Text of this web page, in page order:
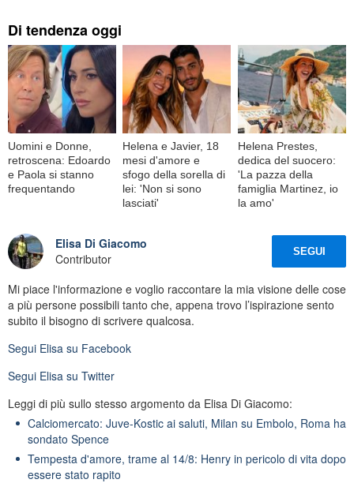
Di tendenza oggi
Uomini e Donne,
retroscena: Edoardo
e Paola si stanno
frequentando
Helena e Javier, 18
mesi d'amore e
sfogo della sorella di
lei: 'Non si sono
lasciati'
Helena Prestes,
dedica del suocero:
'La pazza della
famiglia Martinez, io
la amo'
Elisa Di Giacomo
Contributor
SEGUI
Mi piace l'informazione e voglio raccontare la mia visione delle cose
a più persone possibili tanto che, appena trovo l’ispirazione sento
subito il bisogno di scrivere qualcosa.
Segui Elisa su Facebook
Segui Elisa su Twitter
Leggi di più sullo stesso argomento da Elisa Di Giacomo:
Calciomercato: Juve-Kostic ai saluti, Milan su Embolo, Roma ha
sondato Spence
Tempesta d'amore, trame al 14/8: Henry in pericolo di vita dopo
essere stato rapito